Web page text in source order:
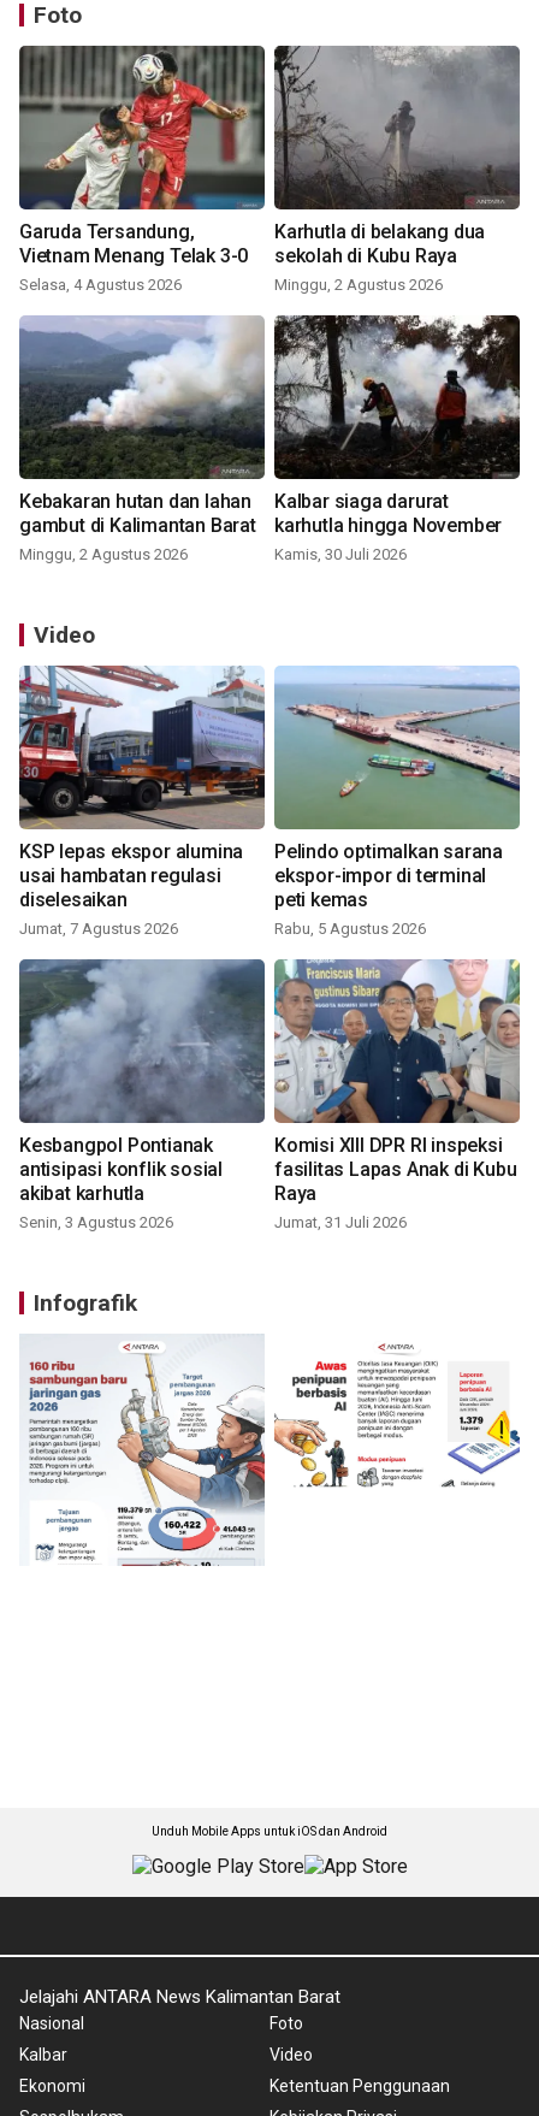
Foto
Garuda Tersandung,
Vietnam Menang Telak 3-0
Selasa, 4 Agustus 2026
Karhutla di belakang dua
sekolah di Kubu Raya
Minggu, 2 Agustus 2026
Kebakaran hutan dan lahan
gambut di Kalimantan Barat
Minggu, 2 Agustus 2026
Kalbar siaga darurat
karhutla hingga November
Kamis, 30 Juli 2026
Video
KSP lepas ekspor alumina
usai hambatan regulasi
diselesaikan
Jumat, 7 Agustus 2026
Pelindo optimalkan sarana
ekspor-impor di terminal
peti kemas
Rabu, 5 Agustus 2026
Kesbangpol Pontianak
antisipasi konflik sosial
akibat karhutla
Senin, 3 Agustus 2026
Komisi XIII DPR RI inspeksi
fasilitas Lapas Anak di Kubu
Raya
Jumat, 31 Juli 2026
Infografik
Unduh Mobile Apps untuk iOS dan Android
Jelajahi ANTARA News Kalimantan Barat
Nasional
Kalbar
Ekonomi
Foto
Video
Ketentuan Penggunaan